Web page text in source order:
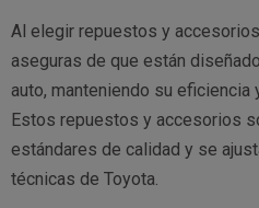
Al elegir repuestos y
aseguras de que están
auto, manteniendo su eficiencia
Estos repuestos y accesorios
estándares de calidad y se
técnicas de Toyota.